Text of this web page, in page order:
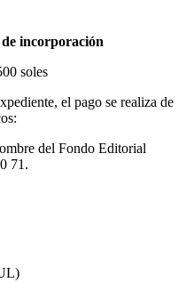
incorporación
soles
el pago se realiza de
del Fondo Editorial
71.